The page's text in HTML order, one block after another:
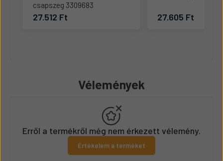
csapszeg 3309683
27.512 Ft 27.605 Ft
Vélemények
Erről a termékről még nem érkezett vélemény.
Értékelem a terméket